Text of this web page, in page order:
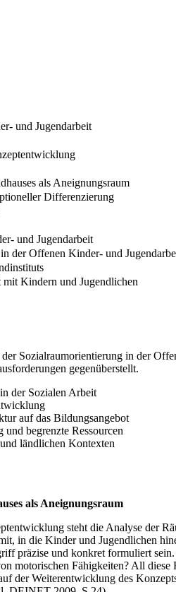
und Jugendarbeit
als Aneignungsraum
Differenzierung
und Jugendarbeit
der Offenen Kinder- und
Kindern und Jugendlichen
Sozialraumorientierung in der
gegenüberstellt.
der Sozialen Arbeit
auf das Bildungsangebot
begrenzte Ressourcen
ländlichen Kontexten
als Aneignungsraum
steht die Analyse der
in die Kinder und Jugendlichen
präzise und konkret formuliert
motorischen Fähigkeiten? All
der Weiterentwicklung des